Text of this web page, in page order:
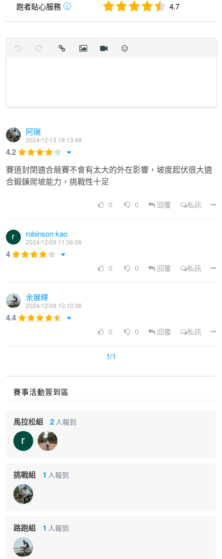
報
費
NT$：
時
間
保
每位選手均投保新臺幣300萬元人身保險及500萬元公
報
名
本次賽會一律採網路報名：請至
定報名日期：113年8月9日12:00至10月14日23:59止
限
3.5小時 50分鐘
額
集
合
間
AM 6:30
起
時
間
AM 7:00
跑者貼心服務
i 4.7
阿瑞
2024/12/13 18:13:48
4.2
賽道封閉適合競賽不會有太大的外在影響，坡度起伏很大適
合鍛鍊爬坡能力，挑戰性十足
0 0 回覆 私訊
robinson kao
2024/12/09 11:56:06
4
0 0 回覆 私訊
余展輝
2024/12/09 10:10:36
4.4
0 0 回覆 私訊
1/1
賽事活動簽到區
馬拉松組 2 人報到
挑戰組 1 人報到
路跑組 1 人報到